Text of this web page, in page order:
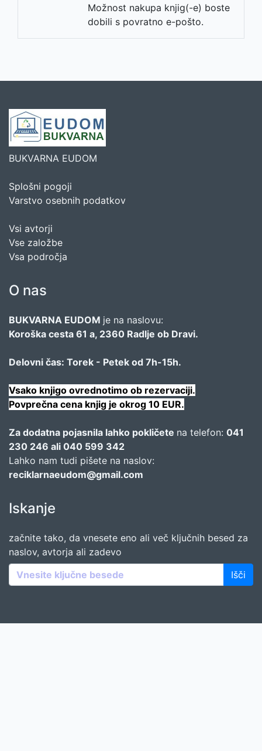
Možnost nakupa knjig(-e) boste
dobili s povratno e-pošto.
BUKVARNA EUDOM
Splošni pogoji
Varstvo osebnih podatkov
Vsi avtorji
Vse založbe
Vsa področja
O nas
BUKVARNA EUDOM je na naslovu:
Koroška cesta 61 a, 2360 Radlje ob Dravi.
Delovni čas: Torek - Petek od 7h-15h.
Vsako knjigo ovrednotimo ob rezervaciji.
Povprečna cena knjig je okrog 10 EUR.
Za dodatna pojasnila lahko pokličete na telefon: 041
230 246 ali 040 599 342
Lahko nam tudi pišete na naslov:
reciklarnaeudom@gmail.com
Iskanje
začnite tako, da vnesete eno ali več ključnih besed za
naslov, avtorja ali zadevo
Išči